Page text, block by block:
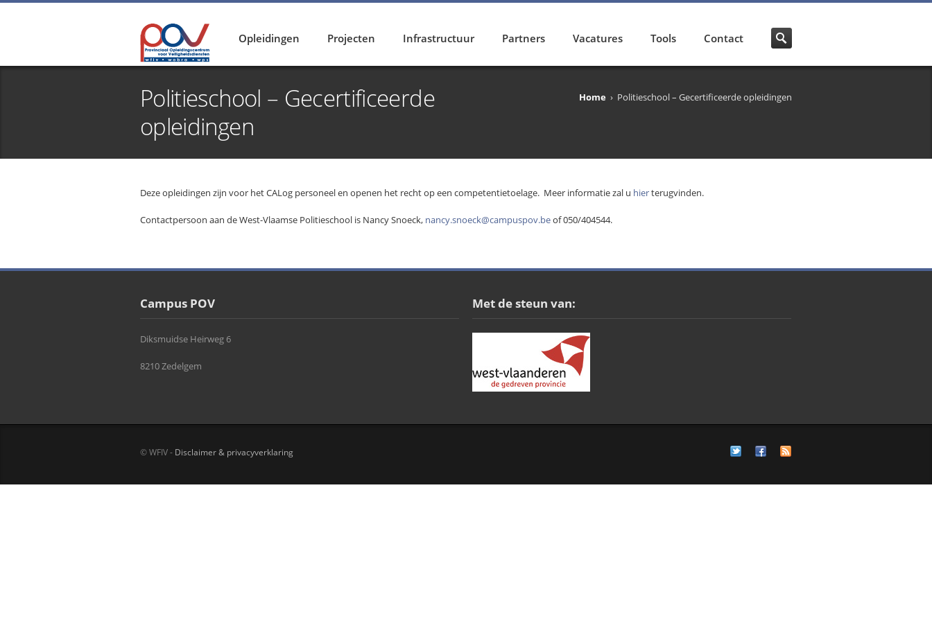
Opleidingen Projecten Infrastructuur Partners Vacatures Tools Contact
Politieschool – Gecertificeerde
opleidingen
Home › Politieschool – Gecertificeerde opleidingen
Deze opleidingen zijn voor het CALog personeel en openen het recht op een competentietoelage. Meer informatie zal u hierterugvinden.
Contactpersoon aan de West-Vlaamse Politieschool is Nancy Snoeck, nancy.snoeck@campuspov.beof 050/404544.
Campus POV
Diksmuidse Heirweg 6
8210 Zedelgem
Met de steun van:
© WFIV - Disclaimer & privacyverklaring